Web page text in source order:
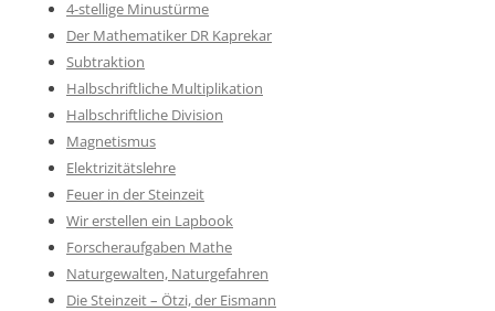
4-stellige Minustürme
Der Mathematiker DR Kaprekar
Subtraktion
Halbschriftliche Multiplikation
Halbschriftliche Division
Magnetismus
Elektrizitätslehre
Feuer in der Steinzeit
Wir erstellen ein Lapbook
Forscheraufgaben Mathe
Naturgewalten, Naturgefahren
Die Steinzeit – Ötzi, der Eismann